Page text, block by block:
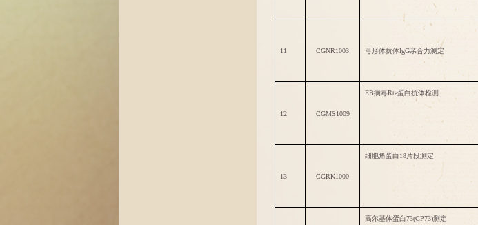
11 CGNR1003 弓形体抗体IgG亲合力测定
12 CGMS1009
EB病毒Rta蛋白抗体检测
13 CGRK1000
细胞角蛋白18片段测定
高尔基体蛋白73(GP73)测定